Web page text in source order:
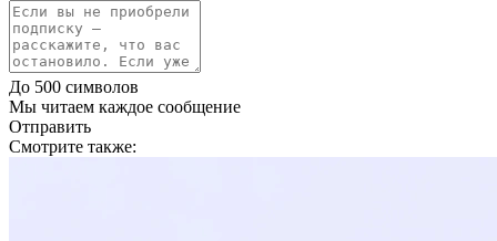
До 500 символов
Мы читаем каждое сообщение
Отправить
Смотрите также: